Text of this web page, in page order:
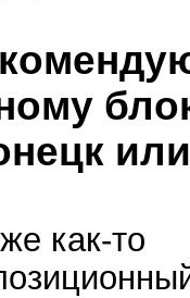
или
как-то